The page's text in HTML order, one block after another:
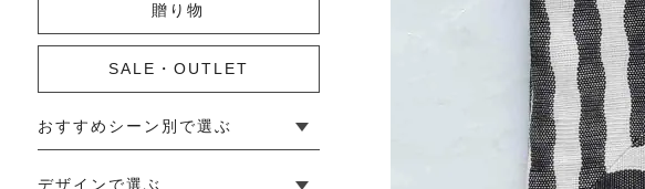
贈り物
SALE・OUTLET
おすすめシーン別で選ぶ
└ 新生活
└ 和装
└ 旅行
└ 快眠
└ お祝い
デザインで選ぶ